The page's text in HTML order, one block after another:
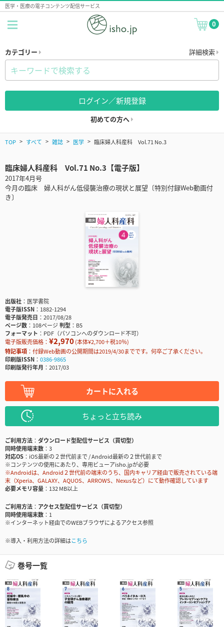
医学・医療の電子コンテンツ配信サービス
0
カテゴリー 詳細検索
ログイン／新規登録
初めての方へ
TOP すべて 雑誌 医学 臨床婦人科産科 Vol.71 No.3
臨床婦人科産科 Vol.71 No.3【電子版】
2017年4月号
今月の臨床 婦人科がん低侵襲治療の現状と展望〔特別付録Web動画付
き〕
出版社
医学書院
電子版ISSN
1882-1294
電子版発売日
2017/08/28
ページ数
108ページ判型
B5
フォーマット
PDF（パソコンへのダウンロード不可）
電子版販売価格： ¥2,970(本体¥2,700＋税10％)
特記事項
付録Web動画の公開期間は2019/4/30までです。何卒ご了承ください。
印刷版ISSN
0386-9865
印刷版発行年月
2017/03
カートに入れる
ちょっと立ち読み
ご利用方法
ダウンロード型配信サービス（買切型）
同時使用端末数
3
対応OS
iOS最新の２世代前まで / Android最新の２世代前まで
※コンテンツの使用にあたり、専用ビューアisho.jpが必要
※Androidは、Android２世代前の端末のうち、国内キャリア経由で販売されている端
末（Xperia、GALAXY、AQUOS、ARROWS、Nexusなど）にて動作確認しています
必要メモリ容量
132 MB以上
ご利用方法
アクセス型配信サービス（買切型）
同時使用端末数
1
※インターネット経由でのWEBブラウザによるアクセス参照
※導入・利用方法の詳細はこちら
巻号一覧